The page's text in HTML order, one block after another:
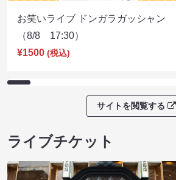
お笑いライブ ドンガラガッシャン
（8/8 17:30）
¥1500 (税込)
サイトを閲覧する
ライブチケット